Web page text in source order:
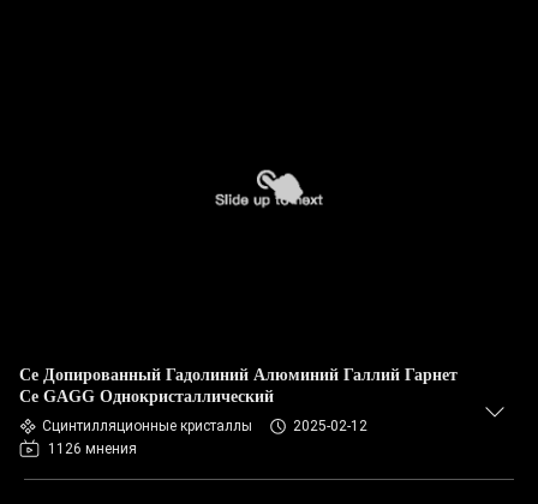
Ce Допированный Гадолиний Алюминий Галлий Гарнет
Ce GAGG Однокристаллический
Сцинтилляционные кристаллы
2025-02-12
1126 мнения